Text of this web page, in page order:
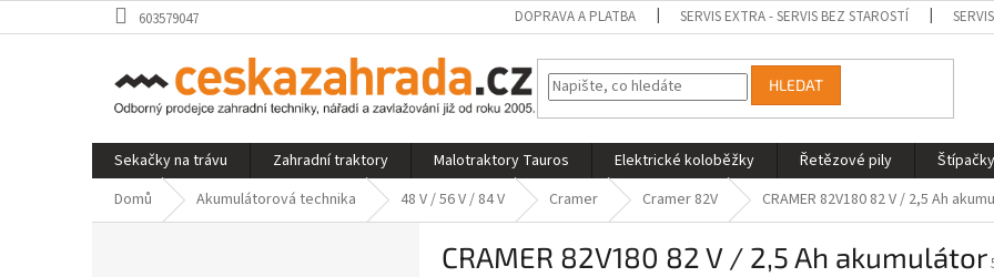
na
603579047 DOPRAVA A PLATBA SERVIS EXTRA - SERVIS BEZ STAROSTÍ
HLEDAT
Sekačky na trávu Zahradní traktory Malotraktory Tauros Elektrické koloběžky Řetězové pily
Domů
Akumulátorová technika 48 V / 56 V / 84 V Cramer Cramer 82V CRAMER 82V180 82 V / 2,5 Ah
CRAMER 82V180 82 V / 2,5 Ah akumulátor